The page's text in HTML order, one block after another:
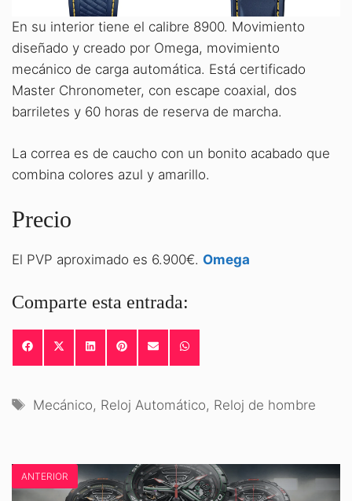
En su interior tiene el calibre 8900. Movimiento
diseñado y creado por Omega, movimiento
mecánico de carga automática. Está certificado
Master Chronometer, con escape coaxial, dos
barriletes y 60 horas de reserva de marcha.
La correa es de caucho con un bonito acabado que
combina colores azul y amarillo.
Precio
El PVP aproximado es 6.900€. Omega
Comparte esta entrada:
COMPARTIR
EN
COMPARTIR
EN
(TWITTER)
COMPARTIR
EN
COMPARTIR
EN
COMPARTIR
EN
EN
Etiquetas
Mecánico, Reloj Automático, Reloj de hombre
ANTERIOR